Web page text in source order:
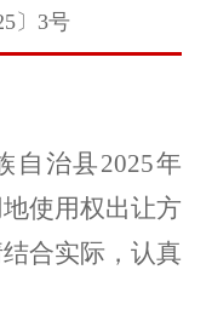
〕3号
自治县2025年
使用权出让方
合实际，认真